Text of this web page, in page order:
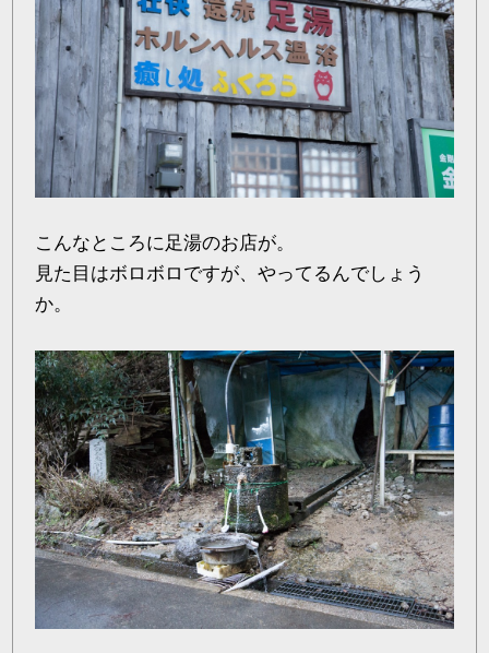
こんなところに足湯のお店が。
見た目はボロボロですが、やってるんでしょう
か。